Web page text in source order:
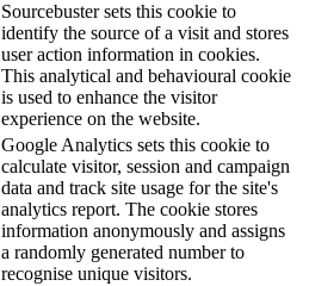
Sourcebuster sets this cookie to
identify the source of a visit and stores
user action information in cookies.
This analytical and behavioural cookie
is used to enhance the visitor
experience on the website.
Google Analytics sets this cookie to
calculate visitor, session and campaign
data and track site usage for the site's
analytics report. The cookie stores
information anonymously and assigns
a randomly generated number to
recognise unique visitors.